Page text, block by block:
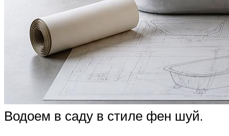
Водоем в саду в стиле фен шуй.